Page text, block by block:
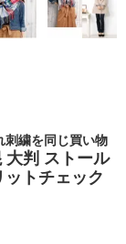
繍を同じ買い物
判 ストール
トチェック